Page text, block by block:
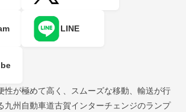
LINE
性が極めて高く、スムーズな移動、輸送が行
九州自動車道古賀インターチェンジのランプ